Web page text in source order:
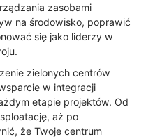
zasobami
na środowisko, poprawić
się jako liderzy w
zielonych centrów
w integracji
etapie projektów. Od
aż po
że Twoje centrum